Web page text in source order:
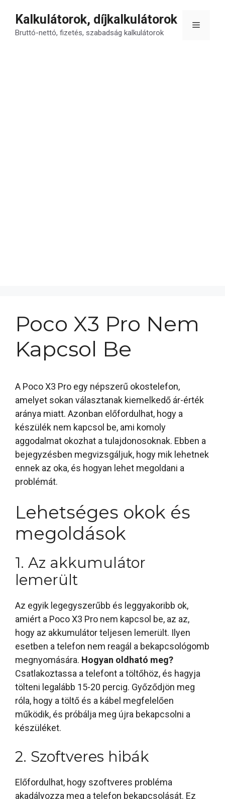
tartalomba
Kalkulátorok, díjkalkulátorok
Bruttó-nettó, fizetés, szabadság kalkulátorok
Menü
Poco X3 Pro Nem
Kapcsol Be
A Poco X3 Pro egy népszerű okostelefon,
amelyet sokan választanak kiemelkedő ár-érték
aránya miatt. Azonban előfordulhat, hogy a
készülék nem kapcsol be, ami komoly
aggodalmat okozhat a tulajdonosoknak. Ebben a
bejegyzésben megvizsgáljuk, hogy mik lehetnek
ennek az oka, és hogyan lehet megoldani a
problémát.
Lehetséges okok és
megoldások
1. Az akkumulátor
lemerült
Az egyik legegyszerűbb és leggyakoribb ok,
amiért a Poco X3 Pro nem kapcsol be, az az,
hogy az akkumulátor teljesen lemerült. Ilyen
esetben a telefon nem reagál a bekapcsológomb
megnyomására. Hogyan oldható meg?
Csatlakoztassa a telefont a töltőhöz, és hagyja
tölteni legalább 15-20 percig. Győződjön meg
róla, hogy a töltő és a kábel megfelelően
működik, és próbálja meg újra bekapcsolni a
készüléket.
2. Szoftveres hibák
Előfordulhat, hogy szoftveres probléma
akadályozza meg a telefon bekapcsolását. Ez